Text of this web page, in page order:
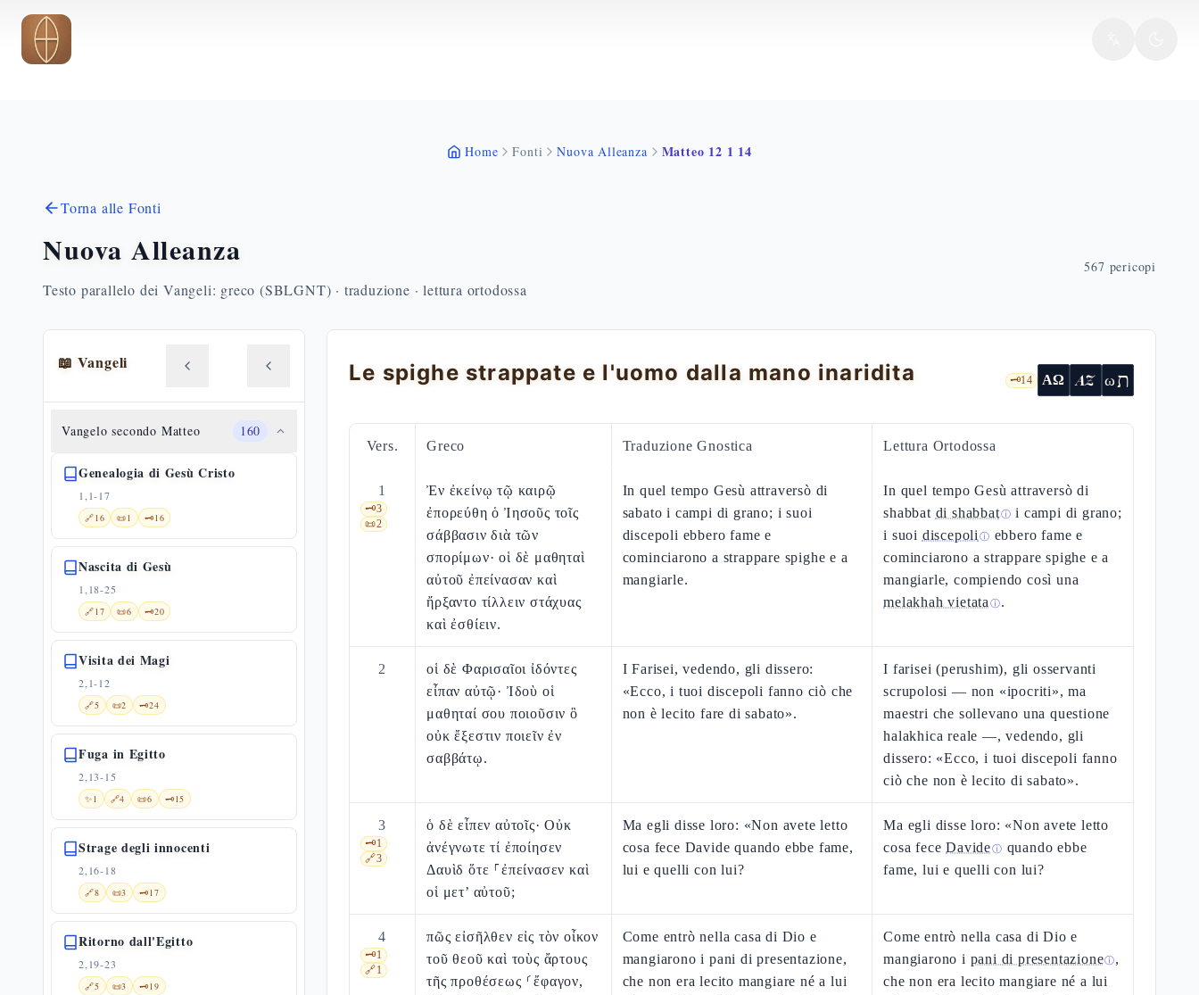
Vai al contenuto principale
Home Fonti Nuova Alleanza Matteo 12 1 14
Torna alle Fonti
Nuova Alleanza
Testo parallelo dei Vangeli: greco (SBLGNT) · traduzione · lettura ortodossa
567 pericopi
📖 Vangeli
Vangelo secondo Matteo 160
Genealogia di Gesù Cristo
1,1-17
🔗16 📜1 🗝️16
Nascita di Gesù
1,18-25
🔗17 📜6 🗝️20
Visita dei Magi
2,1-12
🔗5 📜2 🗝️24
Fuga in Egitto
2,13-15
✨1 🔗4 📜6 🗝️15
Strage degli innocenti
2,16-18
🔗8 📜3 🗝️17
Ritorno dall'Egitto
2,19-23
🔗5 📜3 🗝️19
Le spighe strappate e l'uomo dalla mano inaridita 🗝️14 ΑΩ AZ ωת
Vers. Greco Traduzione Gnostica Lettura Ortodossa
1
🗝️3
📜2
Ἐν ἐκείνῳ τῷ καιρῷ
ἐπορεύθη ὁ Ἰησοῦς τοῖς
σάββασιν διὰ τῶν
σπορίμων· οἱ δὲ μαθηταὶ
αὐτοῦ ἐπείνασαν καὶ
ἤρξαντο τίλλειν στάχυας
καὶ ἐσθίειν.
In quel tempo Gesù attraversò di
sabato i campi di grano; i suoi
discepoli ebbero fame e
cominciarono a strappare spighe e a
mangiarle.
In quel tempo Gesù attraversò di
shabbat di shabbatⓘ i campi di grano;
i suoi discepoli ⓘ ebbero fame e
cominciarono a strappare spighe e a
mangiarle, compiendo così una
melakhah vietata ⓘ.
2
οἱ δὲ Φαρισαῖοι ἰδόντες
εἶπαν αὐτῷ· Ἰδοὺ οἱ
μαθηταί σου ποιοῦσιν ὃ
οὐκ ἔξεστιν ποιεῖν ἐν
σαββάτῳ.
I Farisei, vedendo, gli dissero:
«Ecco, i tuoi discepoli fanno ciò che
non è lecito fare di sabato».
I farisei (perushim), gli osservanti
scrupolosi — non «ipocriti», ma
maestri che sollevano una questione
halakhica reale —, vedendo, gli
dissero: «Ecco, i tuoi discepoli fanno
ciò che non è lecito di sabato».
3
🗝️1
🔗3
ὁ δὲ εἶπεν αὐτοῖς· Οὐκ
ἀνέγνωτε τί ἐποίησεν
Δαυὶδ ὅτε ⸀ἐπείνασεν καὶ
οἱ μετ’ αὐτοῦ;
Ma egli disse loro: «Non avete letto
cosa fece Davide quando ebbe fame,
lui e quelli con lui?
Ma egli disse loro: «Non avete letto
cosa feceDavideⓘ quando ebbe
fame, lui e quelli con lui?
4
🗝️1
🔗1
πῶς εἰσῆλθεν εἰς τὸν οἶκον
τοῦ θεοῦ καὶ τοὺς ἄρτους
τῆς προθέσεως ⸂ἔφαγον,
Come entrò nella casa di Dio e
mangiarono i pani di presentazione,
che non era lecito mangiare né a lui
Come entrò nella casa di Dio e
mangiarono i pani di presentazioneⓘ,
che non era lecito mangiare né a lui